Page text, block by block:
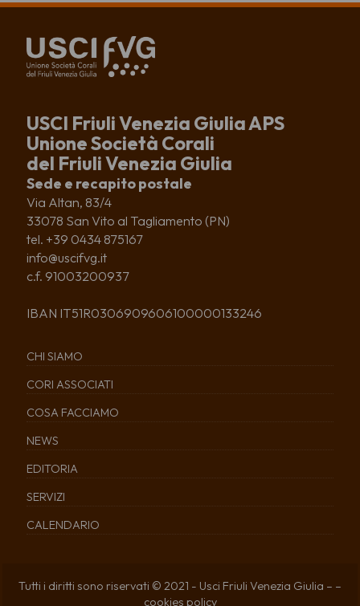
USCI Friuli Venezia Giulia APS
Unione Società Corali
del Friuli Venezia Giulia
Sede e recapito postale
Via Altan, 83/4
33078 San Vito al Tagliamento (PN)
tel. +39 0434 875167
info@uscifvg.it
c.f. 91003200937
IBAN IT51R0306909606100000133246
CHI SIAMO
CORI ASSOCIATI
COSA FACCIAMO
NEWS
EDITORIA
SERVIZI
CALENDARIO
Tutti i diritti sono riservati © 2021 - Usci Friuli Venezia Giulia – –
cookies policy